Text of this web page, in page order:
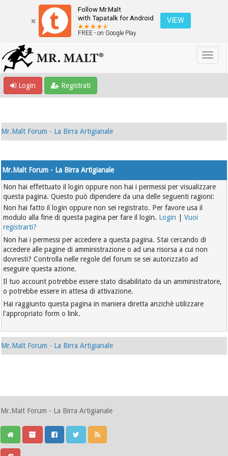
Follow Mr.Malt
with Tapatalk for Android
FREE - on Google Play
VIEW
Login Registrati
Mr.Malt Forum - La Birra Artigianale
Mr.Malt Forum - La Birra Artigianale
Non hai effettuato il login oppure non hai i permessi per visualizzare
questa pagina. Questo può dipendere da una delle seguenti ragioni:
Non hai fatto il login oppure non sei registrato. Per favore usa il
modulo alla fine di questa pagina per fare il login. Login |Vuoi
registrarti?
Non hai i permessi per accedere a questa pagina. Stai cercando di
accedere alle pagine di amministrazione o ad una risorsa a cui non
dovresti? Controlla nelle regole del forum se sei autorizzato ad
eseguire questa azione.
Il tuo account potrebbe essere stato disabilitato da un amministratore,
o potrebbe essere in attesa di attivazione.
Hai raggiunto questa pagina in maniera diretta anzichè utilizzare
l'appropriato form o link.
Mr.Malt Forum - La Birra Artigianale
Mr.Malt Forum - La Birra Artigianale